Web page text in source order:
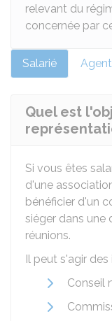
relevant du
concernée par
Salarié
Quel est
Si vous êtes
d'une
bénéficier d'un
siéger dans une
réunions.
Il peut s'agir
Conseil